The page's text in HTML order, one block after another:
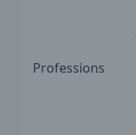
Professions